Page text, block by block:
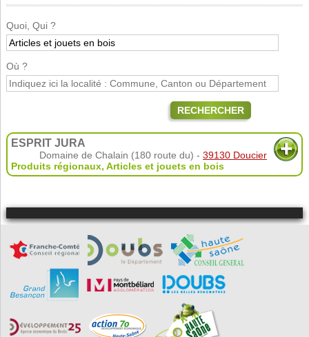
Quoi, Qui ?
Où ?
RECHERCHER
ESPRIT JURA
Domaine de Chalain (180 route du) -39130 Doucier
Produits régionaux, Articles et jouets en bois